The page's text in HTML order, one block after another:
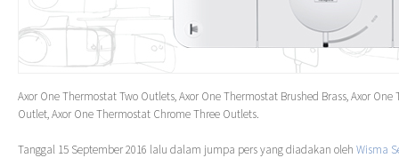
Axor One Thermostat Two Outlets, Axor One Thermostat Brushed Brass, Axor
Outlet, Axor One Thermostat Chrome Three Outlets.
Tanggal 15 September 2016 lalu dalam jumpa pers yang diadakan oleh Wisma